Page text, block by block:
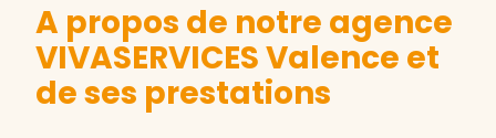
A propos de notre agence
VIVASERVICES Valence et
de ses prestations